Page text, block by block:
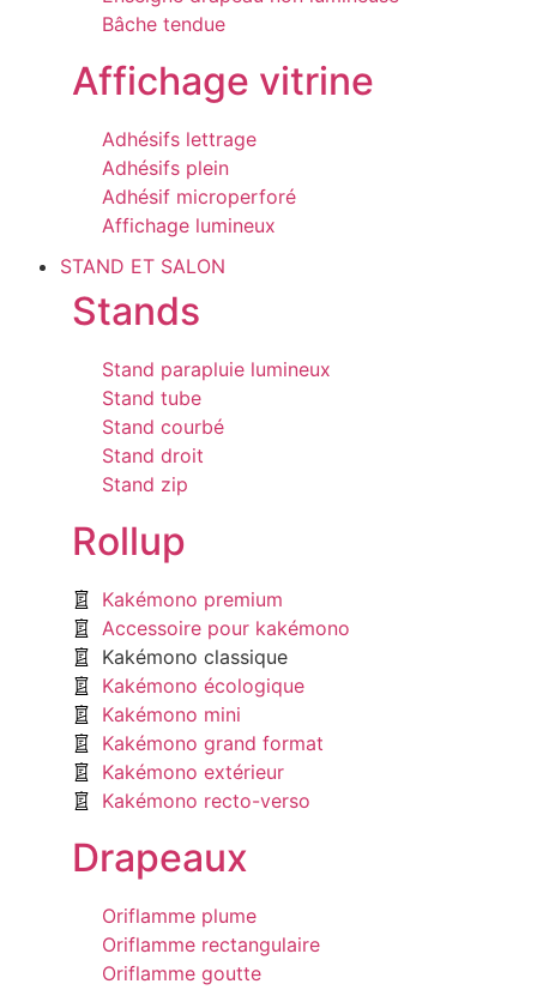
Bâche tendue
Affichage vitrine
Adhésifs lettrage
Adhésifs plein
Adhésif microperforé
Affichage lumineux
STAND ET SALON
Stands
Stand parapluie lumineux
Stand tube
Stand courbé
Stand droit
Stand zip
Rollup
Kakémono premium
Accessoire pour kakémono
Kakémono classique
Kakémono écologique
Kakémono mini
Kakémono grand format
Kakémono extérieur
Kakémono recto-verso
Drapeaux
Oriflamme plume
Oriflamme rectangulaire
Oriflamme goutte